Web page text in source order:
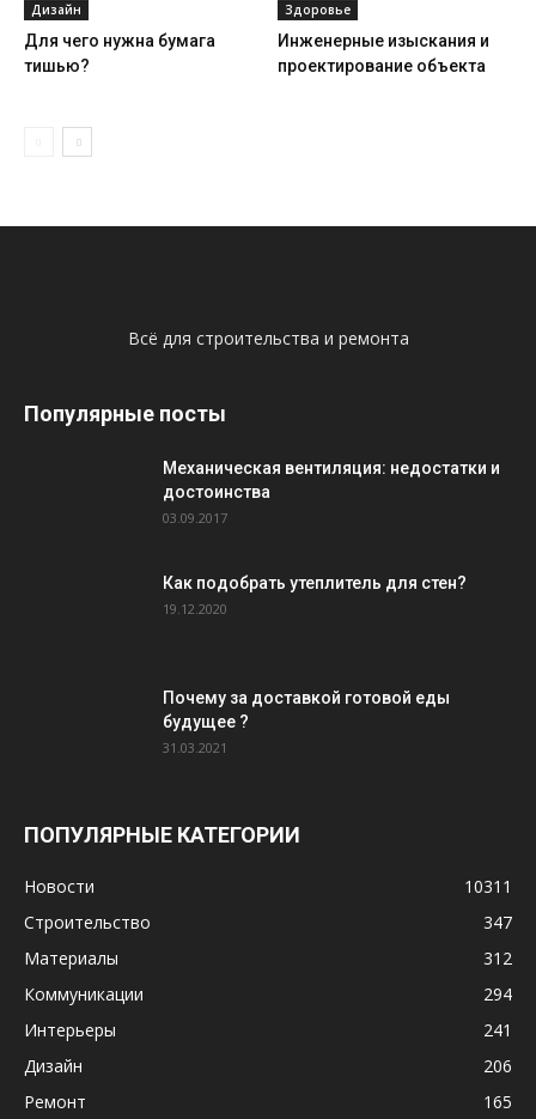
Дизайн
Для чего нужна бумага
тишью?
Здоровье
Инженерные изыскания и
проектирование объекта
Всё для строительства и ремонта
Популярные посты
Механическая вентиляция: недостатки и
достоинства
03.09.2017
Как подобрать утеплитель для стен?
19.12.2020
Почему за доставкой готовой еды
будущее ?
31.03.2021
ПОПУЛЯРНЫЕ КАТЕГОРИИ
Новости
10311
Строительство
347
Материалы
312
Коммуникации
294
Интерьеры
241
Дизайн
206
Ремонт
165